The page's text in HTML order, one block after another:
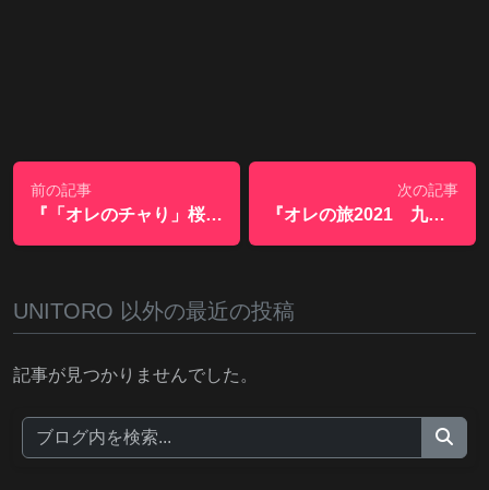
前の記事
『「オレのチャり」桜咲くころ熊谷桜堤を通勤』
次の記事
『オレの旅2021 九州福岡 一発免停の旅』
UNITORO 以外の最近の投稿
記事が見つかりませんでした。